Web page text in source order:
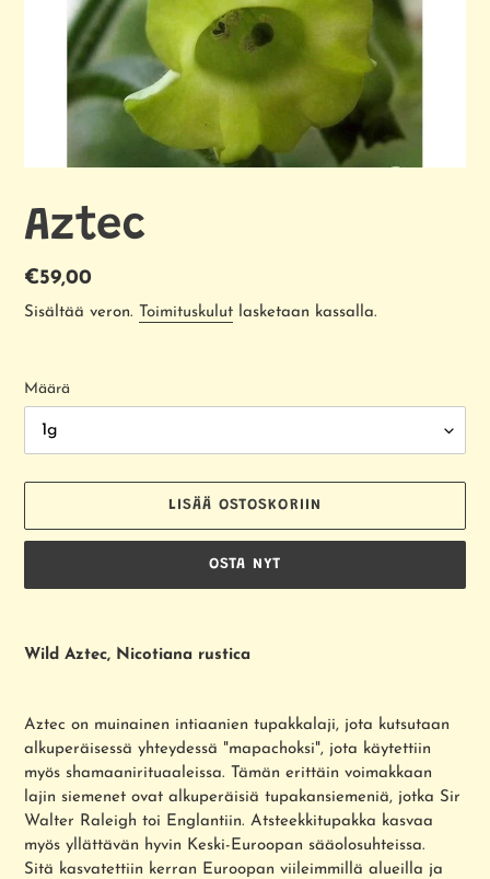
Aztec
Normaalihinta
€59,00
Sisältää veron. Toimituskulut lasketaan kassalla.
Määrä
LISÄÄ OSTOSKORIIN
OSTA NYT
lisääminen
Wild Aztec, Nicotiana rustica
Aztec on muinainen intiaanien tupakkalaji, jota kutsutaan
alkuperäisessä yhteydessä "mapachoksi", jota käytettiin
myös shamaanirituaaleissa. Tämän erittäin voimakkaan
lajin siemenet ovat alkuperäisiä tupakansiemeniä, jotka Sir
Walter Raleigh toi Englantiin. Atsteekkitupakka kasvaa
myös yllättävän hyvin Keski-Euroopan sääolosuhteissa.
Sitä kasvatettiin kerran Euroopan viileimmillä alueilla ja